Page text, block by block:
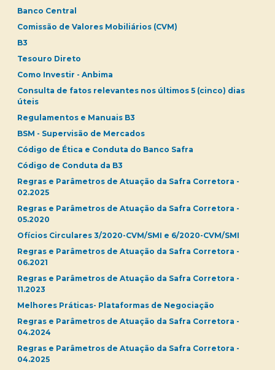
Banco Central
Comissão de Valores Mobiliários (CVM)
B3
Tesouro Direto
Como Investir - Anbima
Consulta de fatos relevantes nos últimos 5 (cinco) dias
úteis
Regulamentos e Manuais B3
BSM - Supervisão de Mercados
Código de Ética e Conduta do Banco Safra
Código de Conduta da B3
Regras e Parâmetros de Atuação da Safra Corretora -
02.2025
Regras e Parâmetros de Atuação da Safra Corretora -
05.2020
Ofícios Circulares 3/2020-CVM/SMI e 6/2020-CVM/SMI
Regras e Parâmetros de Atuação da Safra Corretora -
06.2021
Regras e Parâmetros de Atuação da Safra Corretora -
11.2023
Melhores Práticas- Plataformas de Negociação
Regras e Parâmetros de Atuação da Safra Corretora -
04.2024
Regras e Parâmetros de Atuação da Safra Corretora -
04.2025